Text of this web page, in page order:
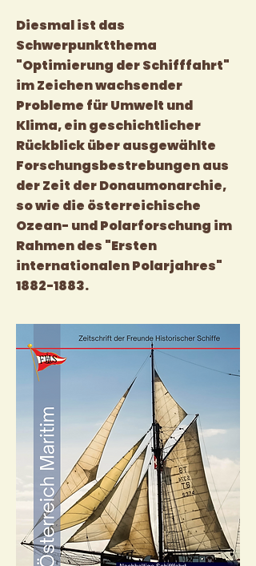
Diesmal ist das
Schwerpunktthema
"Optimierung der Schifffahrt"
im Zeichen wachsender
Probleme für Umwelt und
Klima, ein geschichtlicher
Rückblick über ausgewählte
Forschungsbestrebungen aus
der Zeit der Donaumonarchie,
so wie die österreichische
Ozean- und Polarforschung im
Rahmen des "Ersten
internationalen Polarjahres"
1882-1883.